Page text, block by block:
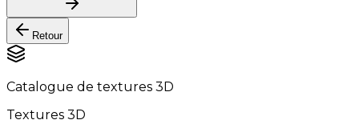
Retour
Catalogue de textures 3D
Textures 3D